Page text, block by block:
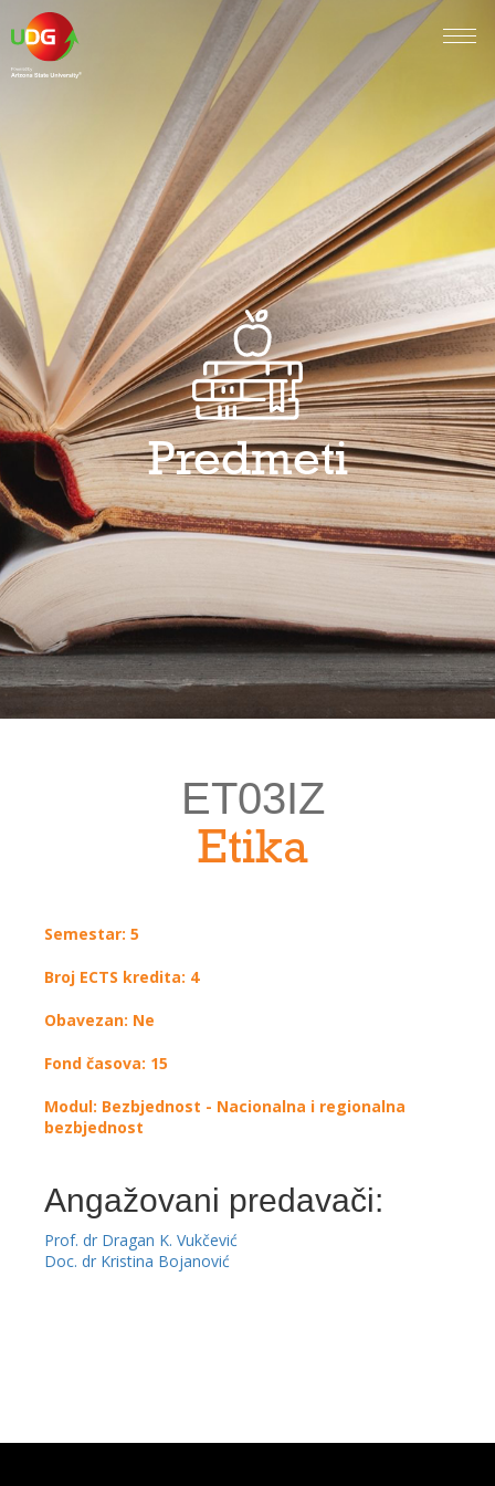
Predmeti
ET03IZ
Etika
Semestar: 5
Broj ECTS kredita: 4
Obavezan: Ne
Fond časova: 15
Modul: Bezbjednost - Nacionalna i regionalna
bezbjednost
Angažovani predavači:
Prof. dr Dragan K. Vukčević
Doc. dr Kristina Bojanović